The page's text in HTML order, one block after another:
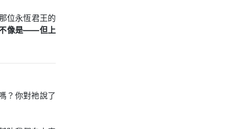
位永恆君王的
不像是——但上
？你對祂說了